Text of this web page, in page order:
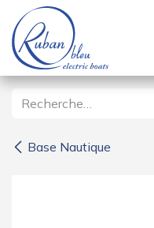
Se rendre au contenu
Base Nautique